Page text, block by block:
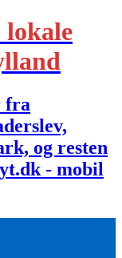
fra
og resten
- mobil